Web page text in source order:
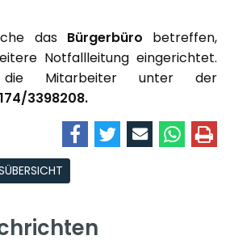
das Bürgerbüro betreffen,
Notfallleitung eingerichtet.
Mitarbeiter unter der
3398208.